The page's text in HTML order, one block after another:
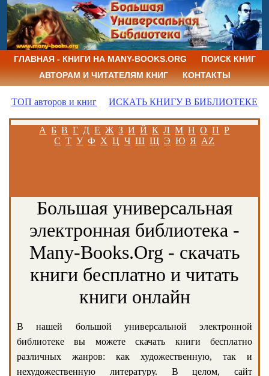
ГЛАВНАЯ - КНИГИ НА MANY-BOOKS.ORG
ПОИСК КНИГ
АВТОРАМ И ЧИТАТЕЛЯМ КНИГ
КОНТАКТЫ
ТОП авторов и книг ИСКАТЬ КНИГУ В БИБЛИОТЕКЕ
А Б В Г Д Е Ж З И Й К Л М Н О П Р
С Т У Ф Х Ц Ч Ш Щ Э Ю Я AZ
Большая универсальная
электронная библиотека -
Many-Books.Org - скачать
книги бесплатно и читать
книги онлайн
В нашей большой универсальной электронной
библиотеке вы можете скачать книги бесплатно
различных жанров: как художественную, так и
нехудожественную литературу. В целом, сайт